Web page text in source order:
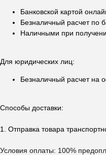
Банковской картой
Безналичный расчет по
Наличными при
Для юридических лиц:
Безналичный расчет на
Способы доставки:
1. Отправка товара
Условия оплаты: 100%